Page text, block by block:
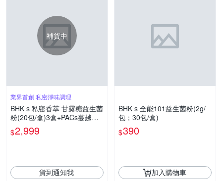
補貨中
業界首創 私密淨味調理
BHK s 私密香萃 甘露糖益生菌
粉(20包/盒)3盒+PACs蔓越莓
益生菌粉(30包/盒)2盒
$2,999
貨到通知我
BHK s 全能101益生菌粉(2g/
包；30包/盒)
$390
加入購物車